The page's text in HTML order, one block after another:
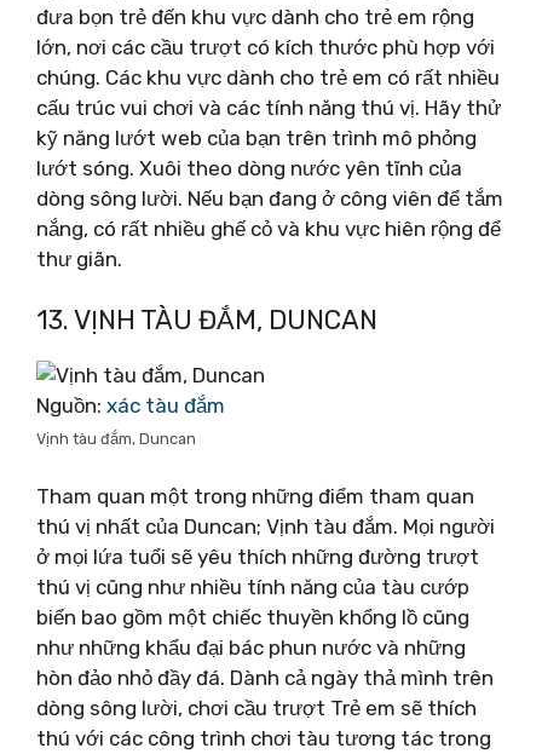
đưa bọn trẻ đến khu vực dành cho trẻ em rộng
lớn, nơi các cầu trượt có kích thước phù hợp với
chúng. Các khu vực dành cho trẻ em có rất nhiều
cấu trúc vui chơi và các tính năng thú vị. Hãy thử
kỹ năng lướt web của bạn trên trình mô phỏng
lướt sóng. Xuôi theo dòng nước yên tĩnh của
dòng sông lười. Nếu bạn đang ở công viên để tắm
nắng, có rất nhiều ghế cỏ và khu vực hiên rộng để
thư giãn.
13. VỊNH TÀU ĐẮM, DUNCAN
Nguồn: xác tàu đắm
Vịnh tàu đắm, Duncan
Tham quan một trong những điểm tham quan
thú vị nhất của Duncan; Vịnh tàu đắm. Mọi người
ở mọi lứa tuổi sẽ yêu thích những đường trượt
thú vị cũng như nhiều tính năng của tàu cướp
biển bao gồm một chiếc thuyền khổng lồ cũng
như những khẩu đại bác phun nước và những
hòn đảo nhỏ đầy đá. Dành cả ngày thả mình trên
dòng sông lười, chơi cầu trượt Trẻ em sẽ thích
thú với các công trình chơi tàu tương tác trong